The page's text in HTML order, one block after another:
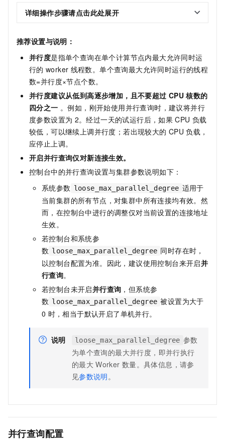
详细操作步骤请点击此处展开
推荐设置与说明：
并行度是指单个查询在单个计算节点内最大允许同时运
行的 worker 线程数。单个查询最大允许同时运行的线程
数=并行度×节点个数。
并行度建议从低到高逐步增加，且不要超过 CPU 核数的
四分之一 。例如，刚开始使用并行查询时，建议将并行
度参数设置为 2。经过一天的试运行后，如果 CPU 负载
较低，可以继续上调并行度；若出现较大的 CPU 负载，
应停止上调。
开启并行查询仅对新连接生效。
控制台中的并行查询设置与集群参数说明如下：
系统参数 loose_max_parallel_degree 适用于
当前集群的所有节点，对集群中所有连接均有效。然
而，在控制台中进行的调整仅对当前设置的连接地址
生效。
若控制台和系统参
数 loose_max_parallel_degree 同时存在时，
以控制台配置为准。因此，建议使用控制台来开启并
行查询。
若控制台未开启并行查询 ，但系统参
数 loose_max_parallel_degree 被设置为大于
0 时，相当于默认开启了单机并行。
说明 loose_max_parallel_degree 参数
为单个查询的最大并行度，即并行执行
的最大 Worker 数量。具体信息，请参
见参数说明。
并行查询配置